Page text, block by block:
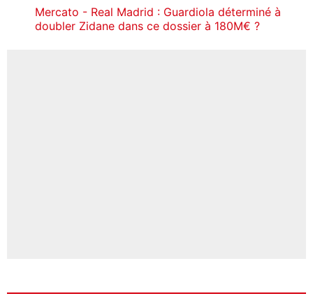
Mercato - Real Madrid : Guardiola déterminé à
doubler Zidane dans ce dossier à 180M€ ?